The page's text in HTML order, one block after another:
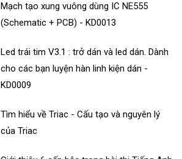
Mạch tạo xung vuông dùng IC NE555
(Schematic + PCB) - KD0013
Led trái tim V3.1 : trở dán và led dán. Dành
cho các bạn luyện hàn linh kiện dán -
KD0009
Tìm hiểu về Triac - Cấu tạo và nguyên lý
của Triac